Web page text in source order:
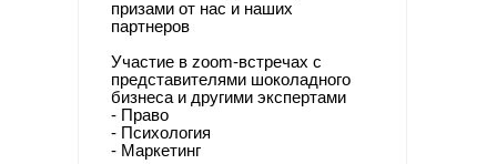
призами от нас и наших
партнеров
Участие в zoom-встречах с
представителями шоколадного
бизнеса и другими экспертами
- Право
- Психология
- Маркетинг